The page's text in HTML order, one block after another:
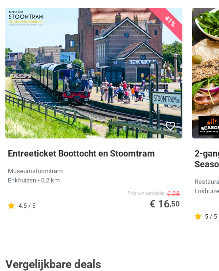
41%
Entreeticket Boottocht en Stoomtram
Museumstoomtram
Enkhuizen • 0,2 km
4.5 / 5
Prijs van aanbieder € 28
€ 16,50
2-
5 / 5
Vergelijkbare deals